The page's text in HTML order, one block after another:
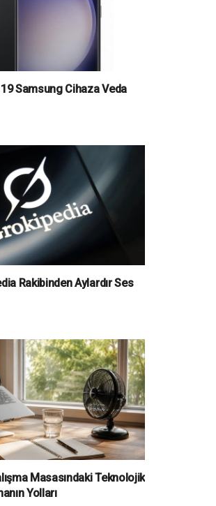
Samsung Cihaza Veda
Rakibinden Aylardır Ses
Masasındaki Teknolojik
Yolları